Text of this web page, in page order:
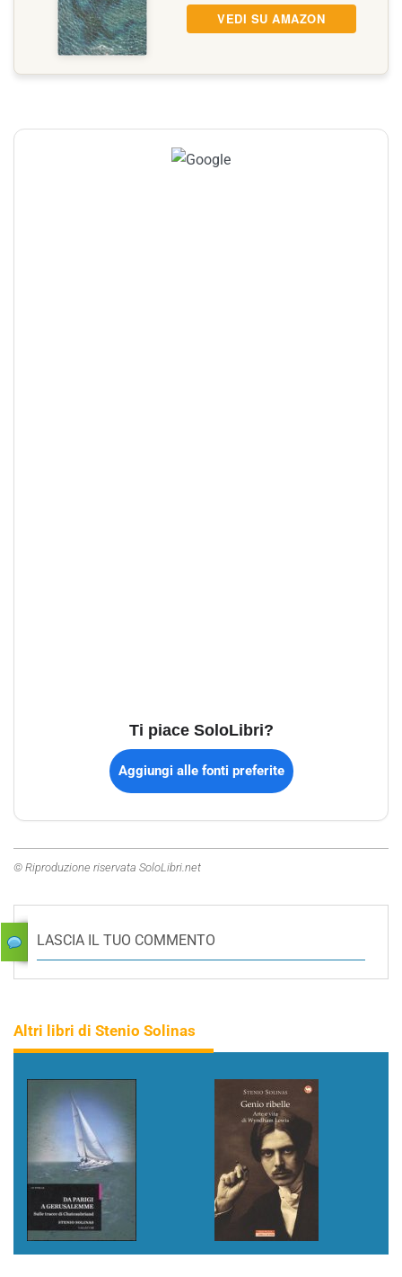
VEDI SU AMAZON
Ti piace SoloLibri?
Aggiungi alle fonti preferite
© Riproduzione riservata SoloLibri.net
LASCIA IL TUO COMMENTO
Altri libri di Stenio Solinas